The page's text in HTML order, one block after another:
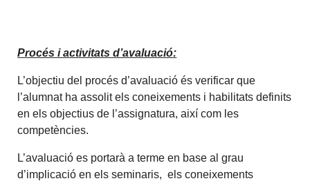
Procés i activitats d’avaluació:
L’objectiu del procés d’avaluació és verificar que
l’alumnat ha assolit els coneixements i habilitats definits
en els objectius de l’assignatura, així com les
competències.
L’avaluació es portarà a terme en base al grau
d’implicació en els seminaris, els coneixements